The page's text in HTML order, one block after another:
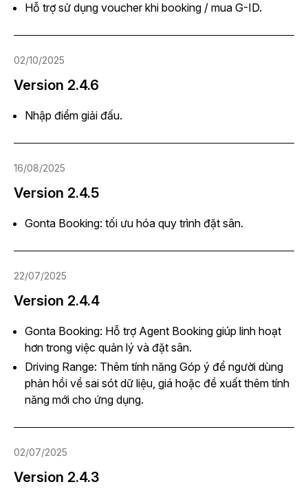
Hỗ trợ sử dụng voucher khi booking / mua G-ID.
02/10/2025
Version 2.4.6
Nhập điểm giải đấu.
16/08/2025
Version 2.4.5
Gonta Booking: tối ưu hóa quy trình đặt sân.
22/07/2025
Version 2.4.4
Gonta Booking: Hỗ trợ Agent Booking giúp linh hoạt
hơn trong việc quản lý và đặt sân.
Driving Range: Thêm tính năng Góp ý để người dùng
phản hồi về sai sót dữ liệu, giá hoặc đề xuất thêm tính
năng mới cho ứng dụng.
02/07/2025
Version 2.4.3